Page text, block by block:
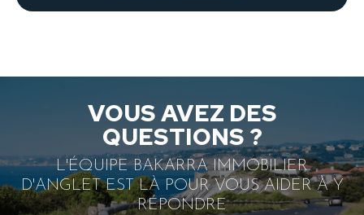
VOUS AVEZ DES
QUESTIONS ?
L'ÉQUIPE BAKARRA IMMOBILIER
D'ANGLET EST LÀ POUR VOUS AIDER À Y
RÉPONDRE